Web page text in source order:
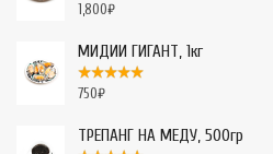
1,800₽
МИДИИ ГИГАНТ, 1кг
750₽
ТРЕПАНГ НА МЕДУ, 500гр